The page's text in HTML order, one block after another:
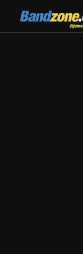
Bandzone.cz
žijeme hudbou